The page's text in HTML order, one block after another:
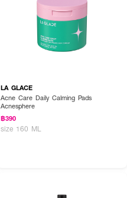
LA GLACE
Acne Care Daily Calming Pads
Acnesphere
฿390
size 160 ML